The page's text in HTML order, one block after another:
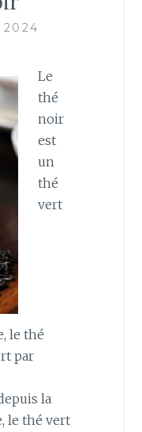
2024
Le
thé
noir
est
un
thé
vert
le thé
par
la
le thé vert